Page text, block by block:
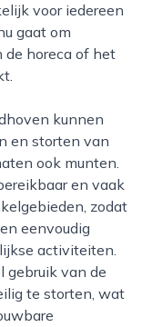
voor iedereen
gaat om
de horeca of het
en storten van
ook munten.
en vaak
zodat
eenvoudig
activiteiten.
gebruik van de
te storten, wat